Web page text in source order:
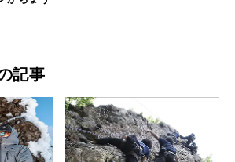
記事